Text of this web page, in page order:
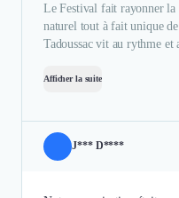
Le Festival fait rayonner la
naturel tout à fait unique
Tadoussac vit au rythme et
Afficher la suite
J*** D****